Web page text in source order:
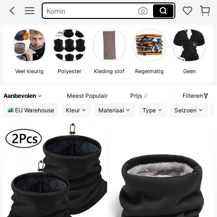
Ski Mask
Buff
Nekwarmer
Veel kleurig Polyester Kleding stof Regelmatig Geen
Aanbevolen Meest Populair Prijs
Filteren
EU Warehouse
Kleur Materiaal Type Seizoen